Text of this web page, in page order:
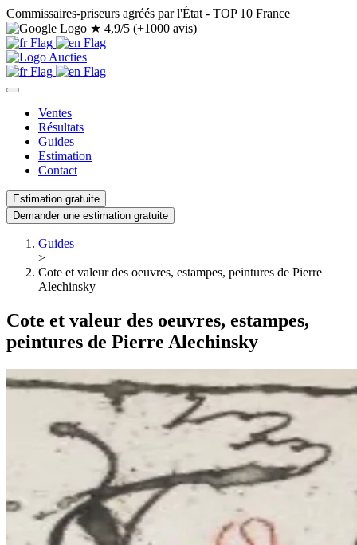
Commissaires-priseurs agréés par l'État - TOP 10 France
★ 4,9/5 (+1000 avis)
Ventes
Résultats
Guides
Estimation
Contact
Estimation gratuite
Demander une estimation gratuite
Guides
>
Cote et valeur des oeuvres, estampes, peintures de Pierre
Alechinsky
Cote et valeur des oeuvres, estampes,
peintures de Pierre Alechinsky